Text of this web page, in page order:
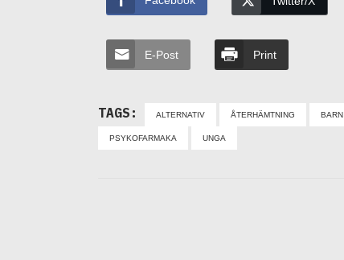
E-Post Print
TAGS: ALTERNATIV ÅTERHÄMTNING BARN
PSYKOFARMAKA UNGA